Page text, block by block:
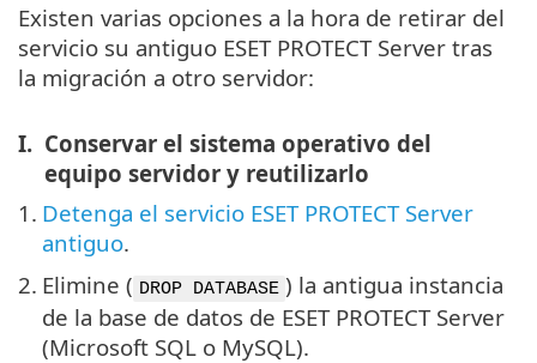
Existen varias opciones a la hora de retirar del
servicio su antiguo ESET PROTECT Server tras
la migración a otro servidor:
I. Conservar el sistema operativo del
equipo servidor y reutilizarlo
1. Detenga el servicio ESET PROTECT Server
antiguo.
2. Elimine ( DROP DATABASE ) la antigua instancia
de la base de datos de ESET PROTECT Server
(Microsoft SQL o MySQL).